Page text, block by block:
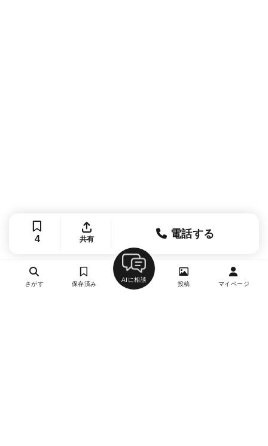
4 共有 電話する
さがす 保存済み
AIに相談
投稿 マイページ